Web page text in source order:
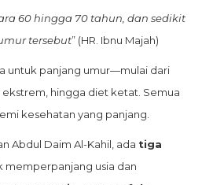
60 hingga 70 tahun, dan sedikit
tersebut” (HR. Ibnu Majah)
untuk panjang umur—mulai dari
hingga diet ketat. Semua
kesehatan yang panjang.
Abdul Daim Al-Kahil, ada tiga
memperpanjang usia dan